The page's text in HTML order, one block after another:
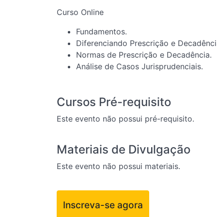
Curso Online
Fundamentos.
Diferenciando Prescrição e
Normas de Prescrição e Decadência.
Análise de Casos Jurisprudenciais.
Cursos Pré-requisito
Este evento não possui pré-requisito.
Materiais de Divulgação
Este evento não possui materiais.
Inscreva-se agora